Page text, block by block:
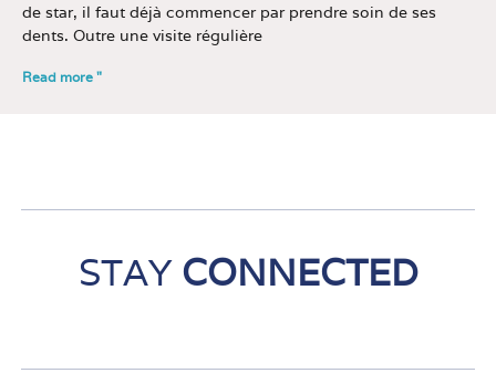
de star, il faut déjà commencer par prendre soin de ses
dents. Outre une visite régulière
Read more "
STAY CONNECTED